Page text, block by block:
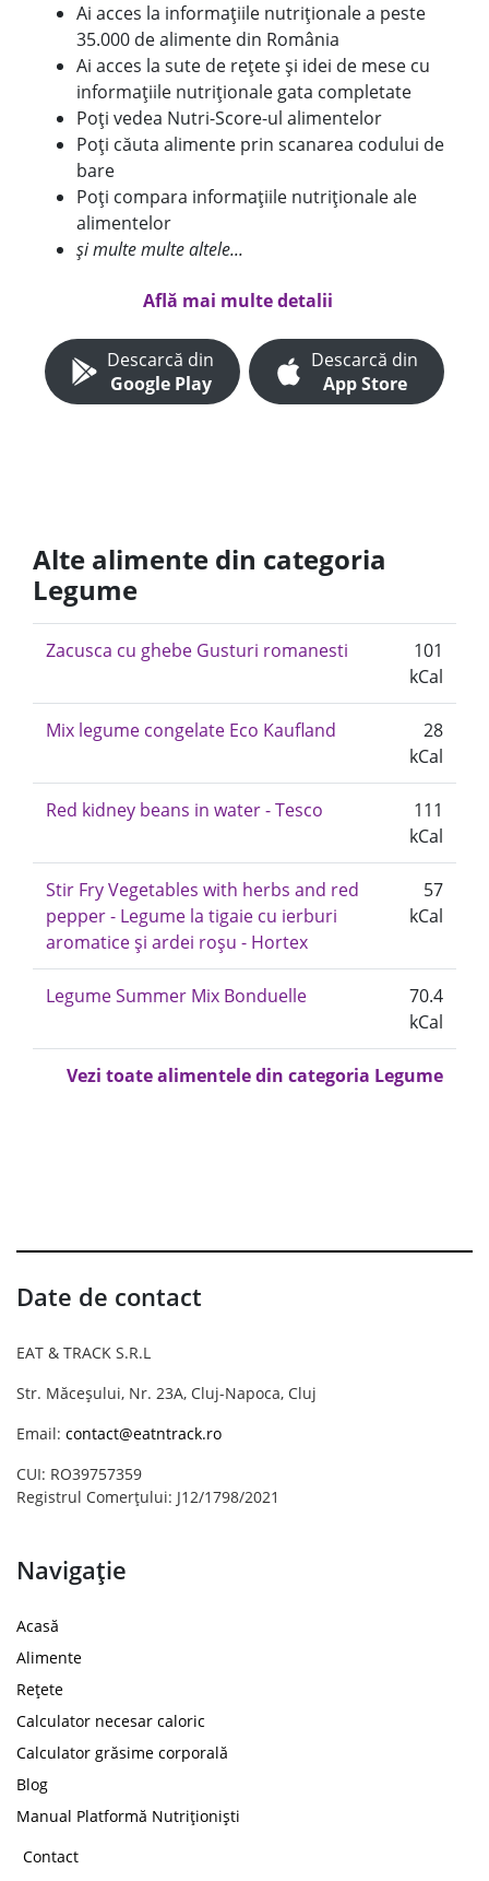
Ai acces la informațiile nutriționale a peste
35.000 de alimente din România
Ai acces la sute de rețete și idei de mese cu
informațiile nutriționale gata completate
Poți vedea Nutri-Score-ul alimentelor
Poți căuta alimente prin scanarea codului de
bare
Poți compara informațiile nutriționale ale
alimentelor
și multe multe altele...
Află mai multe detalii
Descarcă din
Google Play
Descarcă din
App Store
Alte alimente din categoria
Legume
Zacusca cu ghebe Gusturi romanesti
101
kCal
Mix legume congelate Eco Kaufland
28
kCal
Red kidney beans in water - Tesco
111
kCal
Stir Fry Vegetables with herbs and red
pepper - Legume la tigaie cu ierburi
aromatice și ardei roșu - Hortex
57
kCal
Legume Summer Mix Bonduelle
70.4
kCal
Vezi toate alimentele din categoria Legume
Date de contact
EAT & TRACK S.R.L
Str. Măceșului, Nr. 23A, Cluj-Napoca, Cluj
Email: contact@eatntrack.ro
CUI: RO39757359
Registrul Comerțului: J12/1798/2021
Navigație
Acasă
Alimente
Rețete
Calculator necesar caloric
Calculator grăsime corporală
Blog
Manual Platformă Nutriționiști
Contact